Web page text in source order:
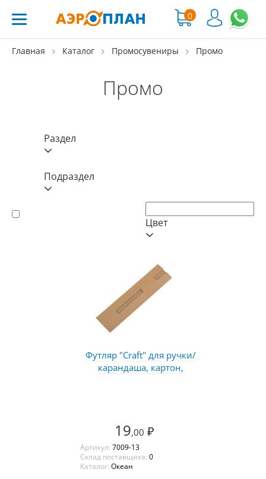
0
Главная Каталог Промосувениры Промо
Промо
Раздел
Подраздел
Цвет
Футляр "Craft" для ручки/
карандаша, картон,
19,00 ₽
Артикул: 7009-13
Склад поставщика: 0
Каталог: Океан